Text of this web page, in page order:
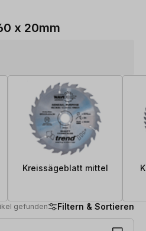
x 20mm
Kreissägeblatt mittel
gefunden Filtern & Sortieren